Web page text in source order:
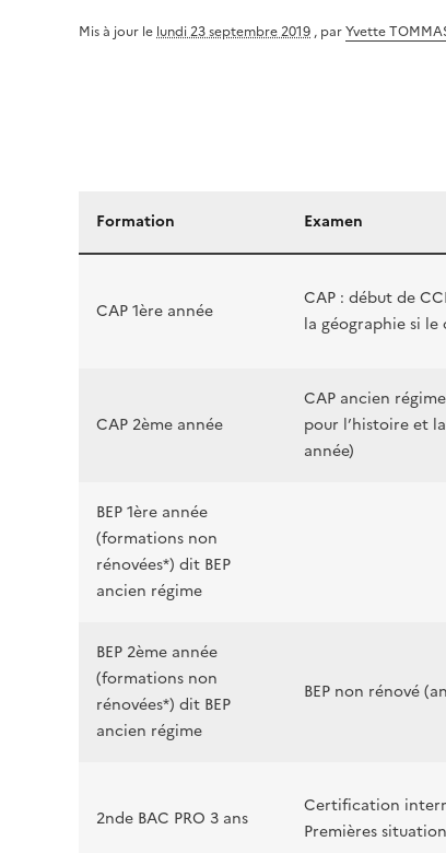
Mis à jour le lundi 23 septembre 2019 , parYvette
Formation Examen
CAP 1ère année
CAP : début de
la géographie si le
CAP 2ème année
CAP ancien
pour l’histoire et
année)
BEP 1ère année
(formations non
rénovées*) dit BEP
ancien régime
BEP 2ème année
(formations non
rénovées*) dit BEP
ancien régime
BEP non rénové
2nde BAC PRO 3 ans
Certification
Premières